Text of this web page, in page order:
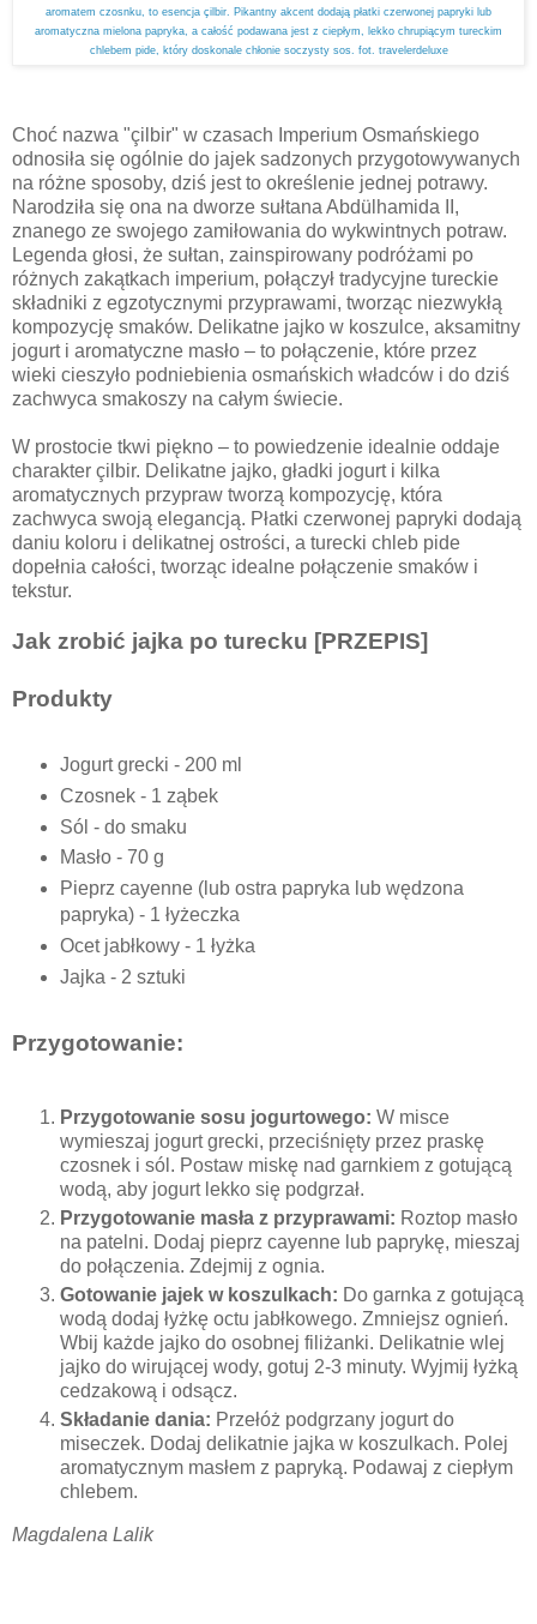
aromatem czosnku, to esencja çilbir. Pikantny akcent dodają płatki czerwonej papryki lub
aromatyczna mielona papryka, a całość podawana jest z ciepłym, lekko chrupiącym tureckim
chlebem pide, który doskonale chłonie soczysty sos. fot. travelerdeluxe
Choć nazwa "çilbir" w czasach Imperium Osmańskiego
odnosiła się ogólnie do jajek sadzonych przygotowywanych
na różne sposoby, dziś jest to określenie jednej potrawy.
Narodziła się ona na dworze sułtana Abdülhamida II,
znanego ze swojego zamiłowania do wykwintnych potraw.
Legenda głosi, że sułtan, zainspirowany podróżami po
różnych zakątkach imperium, połączył tradycyjne tureckie
składniki z egzotycznymi przyprawami, tworząc niezwykłą
kompozycję smaków. Delikatne jajko w koszulce, aksamitny
jogurt i aromatyczne masło – to połączenie, które przez
wieki cieszyło podniebienia osmańskich władców i do dziś
zachwyca smakoszy na całym świecie.
W prostocie tkwi piękno – to powiedzenie idealnie oddaje
charakter çilbir. Delikatne jajko, gładki jogurt i kilka
aromatycznych przypraw tworzą kompozycję, która
zachwyca swoją elegancją. Płatki czerwonej papryki dodają
daniu koloru i delikatnej ostrości, a turecki chleb pide
dopełnia całości, tworząc idealne połączenie smaków i
tekstur.
Jak zrobić jajka po turecku [PRZEPIS]
Produkty
Jogurt grecki - 200 ml
Czosnek - 1 ząbek
Sól - do smaku
Masło - 70 g
Pieprz cayenne (lub ostra papryka lub wędzona
papryka) - 1 łyżeczka
Ocet jabłkowy - 1 łyżka
Jajka - 2 sztuki
Przygotowanie:
Przygotowanie sosu jogurtowego: W misce
wymieszaj jogurt grecki, przeciśnięty przez praskę
czosnek i sól. Postaw miskę nad garnkiem z gotującą
wodą, aby jogurt lekko się podgrzał.
Przygotowanie masła z przyprawami: Roztop masło
na patelni. Dodaj pieprz cayenne lub paprykę, mieszaj
do połączenia. Zdejmij z ognia.
Gotowanie jajek w koszulkach: Do garnka z gotującą
wodą dodaj łyżkę octu jabłkowego. Zmniejsz ognień.
Wbij każde jajko do osobnej filiżanki. Delikatnie wlej
jajko do wirującej wody, gotuj 2-3 minuty. Wyjmij łyżką
cedzakową i odsącz.
Składanie dania: Przełóż podgrzany jogurt do
miseczek. Dodaj delikatnie jajka w koszulkach. Polej
aromatycznym masłem z papryką. Podawaj z ciepłym
chlebem.
Magdalena Lalik